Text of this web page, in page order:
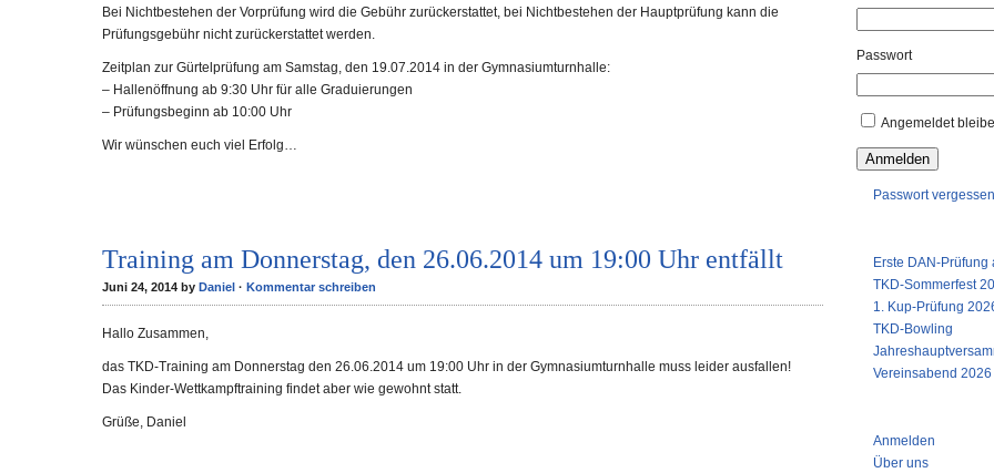
Bei Nichtbestehen der Vorprüfung wird die Gebühr zurückerstattet, bei Nichtbestehen der Hauptprüfung kann die
Prüfungsgebühr nicht zurückerstattet werden.
Zeitplan zur Gürtelprüfung am Samstag, den 19.07.2014 in der Gymnasiumturnhalle:
– Hallenöffnung ab 9:30 Uhr für alle Graduierungen
– Prüfungsbeginn ab 10:00 Uhr
Wir wünschen euch viel Erfolg…
Training am Donnerstag, den 26.06.2014 um 19:00 Uhr entfällt
Juni 24, 2014 by Daniel · Kommentar schreiben
Hallo Zusammen,
das TKD-Training am Donnerstag den 26.06.2014 um 19:00 Uhr in der Gymnasiumturnhalle muss leider ausfallen!
Das Kinder-Wettkampftraining findet aber wie gewohnt statt.
Grüße, Daniel
Passwort
Angemeldet
Anmelden
Passwort
Erste DAN-
TKD-Sommerfest
1. Kup-Prüfung
TKD-Bowling
Vereinsabend 2026
Anmelden
Über uns